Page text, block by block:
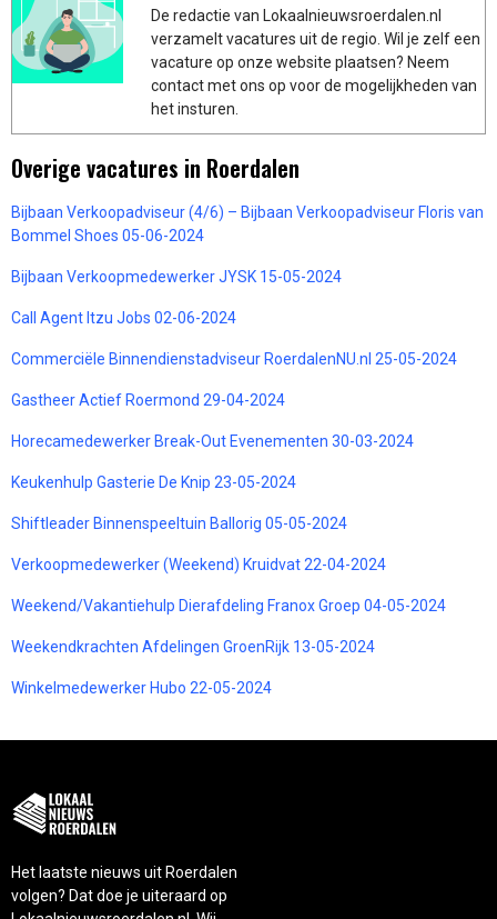
De redactie van Lokaalnieuwsroerdalen.nl
verzamelt vacatures uit de regio. Wil je zelf een
vacature op onze website plaatsen? Neem
contact met ons op voor de mogelijkheden van
het insturen.
Overige vacatures in Roerdalen
Bijbaan Verkoopadviseur (4/6) – Bijbaan Verkoopadviseur Floris van
Bommel Shoes 05-06-2024
Bijbaan Verkoopmedewerker JYSK 15-05-2024
Call Agent Itzu Jobs 02-06-2024
Commerciële Binnendienstadviseur RoerdalenNU.nl 25-05-2024
Gastheer Actief Roermond 29-04-2024
Horecamedewerker Break-Out Evenementen 30-03-2024
Keukenhulp Gasterie De Knip 23-05-2024
Shiftleader Binnenspeeltuin Ballorig 05-05-2024
Verkoopmedewerker (Weekend) Kruidvat 22-04-2024
Weekend/Vakantiehulp Dierafdeling Franox Groep 04-05-2024
Weekendkrachten Afdelingen GroenRijk 13-05-2024
Winkelmedewerker Hubo 22-05-2024
Het laatste nieuws uit Roerdalen
volgen? Dat doe je uiteraard op